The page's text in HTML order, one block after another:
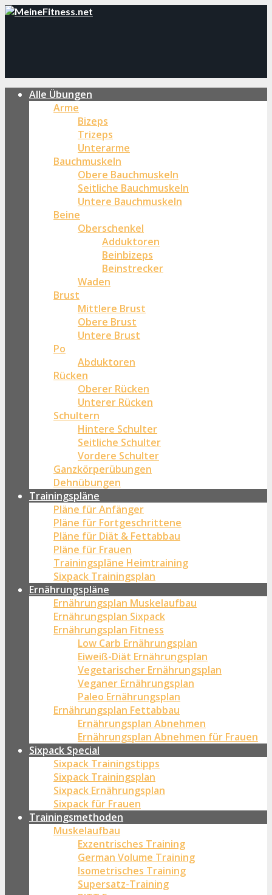
Alle Übungen
Arme
Bizeps
Trizeps
Unterarme
Bauchmuskeln
Obere Bauchmuskeln
Seitliche Bauchmuskeln
Untere Bauchmuskeln
Beine
Oberschenkel
Adduktoren
Beinbizeps
Beinstrecker
Waden
Brust
Mittlere Brust
Obere Brust
Untere Brust
Po
Abduktoren
Rücken
Oberer Rücken
Unterer Rücken
Schultern
Hintere Schulter
Seitliche Schulter
Vordere Schulter
Ganzkörperübungen
Dehnübungen
Trainingspläne
Pläne für Anfänger
Pläne für Fortgeschrittene
Pläne für Diät & Fettabbau
Pläne für Frauen
Trainingspläne Heimtraining
Sixpack Trainingsplan
Ernährungspläne
Ernährungsplan Muskelaufbau
Ernährungsplan Sixpack
Ernährungsplan Fitness
Low Carb Ernährungsplan
Eiweiß-Diät Ernährungsplan
Vegetarischer Ernährungsplan
Veganer Ernährungsplan
Paleo Ernährungsplan
Ernährungsplan Fettabbau
Ernährungsplan Abnehmen
Ernährungsplan Abnehmen für Frauen
Sixpack Special
Sixpack Trainingstipps
Sixpack Trainingsplan
Sixpack Ernährungsplan
Sixpack für Frauen
Trainingsmethoden
Muskelaufbau
Exzentrisches Training
German Volume Training
Isometrisches Training
Supersatz-Training